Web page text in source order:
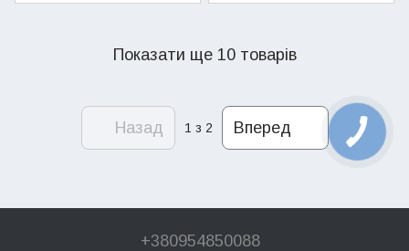
Показати ще 10 товарів
Назад 1 з 2 Вперед
+380954850088